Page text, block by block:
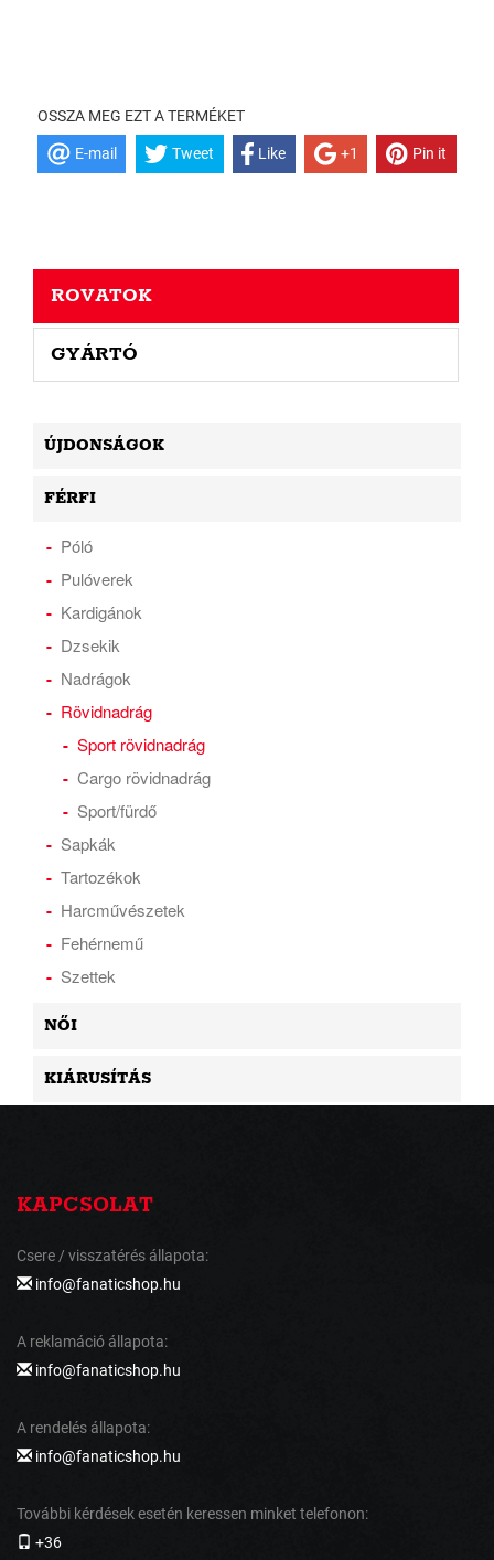
OSSZA MEG EZT A TERMÉKET
E-mail Tweet Like +1 Pin it
ROVATOK
GYÁRTÓ
ÚJDONSÁGOK
FÉRFI
Póló
Pulóverek
Kardigánok
Dzsekik
Nadrágok
Rövidnadrág
Sport rövidnadrág
Cargo rövidnadrág
Sport/fürdő
Sapkák
Tartozékok
Harcművészetek
Fehérnemű
Szettek
NŐI
KIÁRUSÍTÁS
KAPCSOLAT
Csere / visszatérés állapota:
info@fanaticshop.hu
A reklamáció állapota:
info@fanaticshop.hu
A rendelés állapota:
info@fanaticshop.hu
További kérdések esetén keressen minket telefonon:
+36